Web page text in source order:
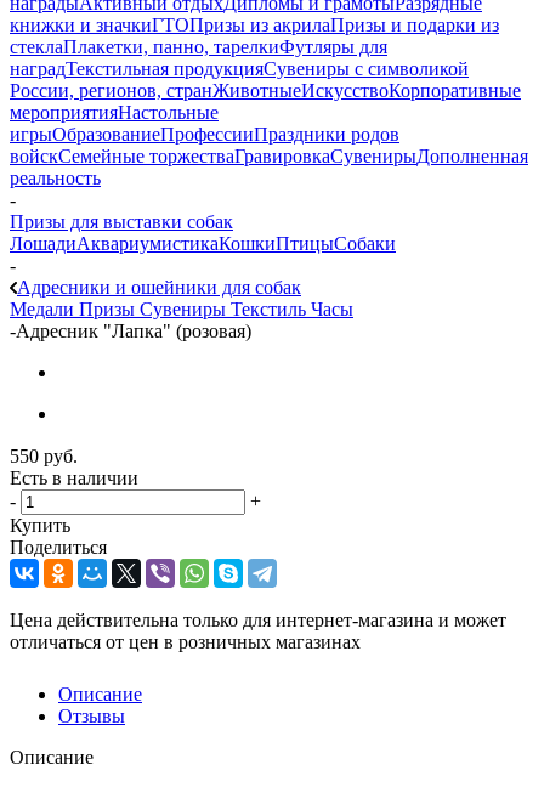
книжки и значкиГТОПризы из акрилаПризы и подарки из
стеклаПлакетки, панно, тарелкиФутляры для
наградТекстильная продукцияСувениры с символикой
России, регионов, странЖивотныеИскусствоКорпоративные
мероприятияНастольные
игрыОбразованиеПрофессииПраздники родов
войскСемейные торжестваГравировкаСувенирыДополненная
реальность
-
Призы для выставки собак
ЛошадиАквариумистикаКошкиПтицыСобаки
-
Адресники и ошейники для собак
Медали Призы Сувениры Текстиль Часы
-Адресник "Лапка" (розовая)
550 руб.
Есть в наличии
-
+
Купить
Поделиться
Цена действительна только для интернет-магазина и может
отличаться от цен в розничных магазинах
Описание
Отзывы
Описание